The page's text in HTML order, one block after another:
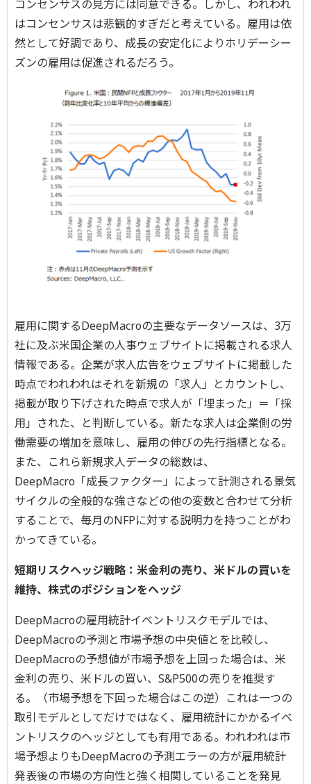
コンセンサスの見方には同意できる。しかし、われわれ
はコンセンサスは悲観的すぎだと考えている。雇用は依
然として好調であり、成長の安定化によりホリデーシー
ズンの雇用は促進されるだろう。
雇用に関するDeepMacroの主要なデータソースは、3万
社に及ぶ米国企業の人事ウェブサイトに掲載される求人
情報である。企業が求人広告をウェブサイトに掲載した
時点でわれわれはそれを新規の「求人」とカウントし、
掲載が取り下げされた時点で求人が「埋まった」＝「採
用」された、と判断している。新たな求人は企業側の労
働需要の増加を意味し、雇用の伸びの先行指標となる。
また、これら新規求人データの総数は、
DeepMacro「成長ファクター」によって計測される景気
サイクルの全般的な強さなどの他の変数と合わせて分析
することで、毎月のNFPに対する説明力を持つことがわ
かってきている。
短期リスクヘッジ戦略：米金利の売り、米ドルの買いを
維持、株式のポジションをヘッジ
DeepMacroの雇用統計イベントリスクモデルでは、
DeepMacroの予測と市場予想の中央値とを比較し、
DeepMacroの予想値が市場予想を上回った場合は、米
金利の売り、米ドルの買い、S&P500の売りを推奨す
る。（市場予想を下回った場合はこの逆）これは一つの
取引モデルとしてだけではなく、雇用統計にかかるイベ
ントリスクのヘッジとしても有用である。われわれは市
場予想よりもDeepMacroの予測エラーの方が雇用統計
発表後の市場の方向性と強く相関していることを発見